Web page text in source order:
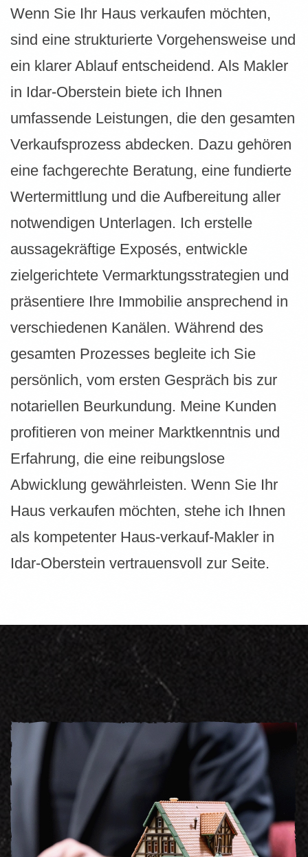
Wenn Sie Ihr Haus verkaufen möchten,
sind eine strukturierte Vorgehensweise und
ein klarer Ablauf entscheidend. Als Makler
in Idar-Oberstein biete ich Ihnen
umfassende Leistungen, die den gesamten
Verkaufsprozess abdecken. Dazu gehören
eine fachgerechte Beratung, eine fundierte
Wertermittlung und die Aufbereitung aller
notwendigen Unterlagen. Ich erstelle
aussagekräftige Exposés, entwickle
zielgerichtete Vermarktungsstrategien und
präsentiere Ihre Immobilie ansprechend in
verschiedenen Kanälen. Während des
gesamten Prozesses begleite ich Sie
persönlich, vom ersten Gespräch bis zur
notariellen Beurkundung. Meine Kunden
profitieren von meiner Marktkenntnis und
Erfahrung, die eine reibungslose
Abwicklung gewährleisten. Wenn Sie Ihr
Haus verkaufen möchten, stehe ich Ihnen
als kompetenter Haus-verkauf-Makler in
Idar-Oberstein vertrauensvoll zur Seite.